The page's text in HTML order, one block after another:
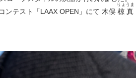
ンテスト「LAAX OPEN」にて 木俣 椋真
りょうま